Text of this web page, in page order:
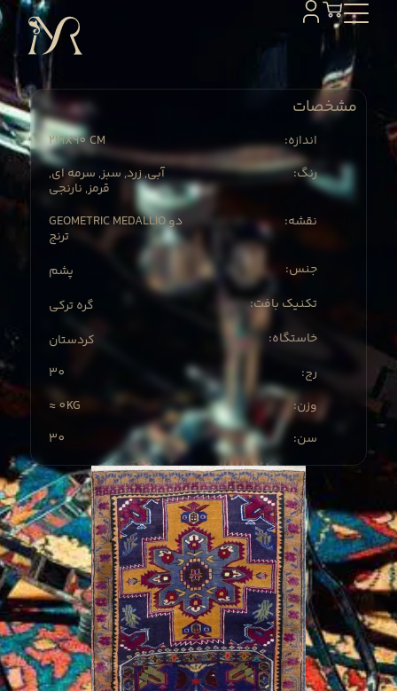
مشخصات
219X90 CM
:اندازه
آبی, زرد, سبز, سرمه ای,
قرمز, نارنجی
:رنگ
GEOMETRIC MEDALLIO دو
ترنج
:نقشه
پشم
:جنس
گره ترکی
:تکنیک بافت
کردستان
:خاستگاه
30
:رج
≈ 0KG
:وزن
30
:سن